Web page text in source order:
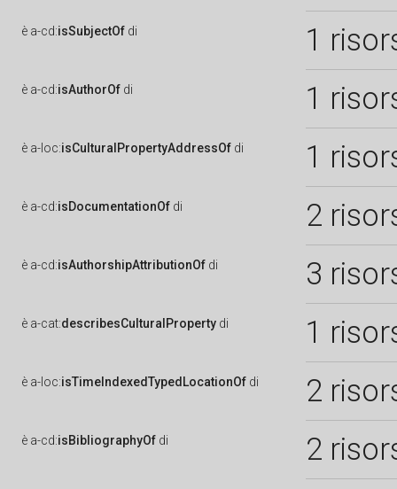
è a-cd:isSubjectOf di 1
è a-cd:isAuthorOf di 1
è a-loc:isCulturalPropertyAddressOf di 1
è a-cd:isDocumentationOf di 2
è a-cd:isAuthorshipAttributionOf di 3
è a-cat:describesCulturalProperty di 1
è a-loc:isTimeIndexedTypedLocationOf di 2
è a-cd:isBibliographyOf di 2